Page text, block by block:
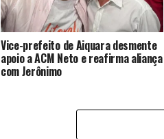
Vice-prefeito de Aiquara desmente
apoio a ACM Neto e reafirma aliança
com Jerônimo